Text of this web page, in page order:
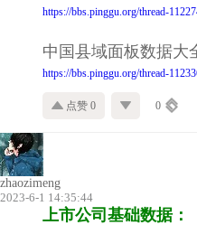
https://bbs.pinggu.org/thread-
中国县域面板数据大
https://bbs.pinggu.org/thread-
点赞 0 0
zhaozimeng
2023-6-1 14:35:44
上市公司基础数据：